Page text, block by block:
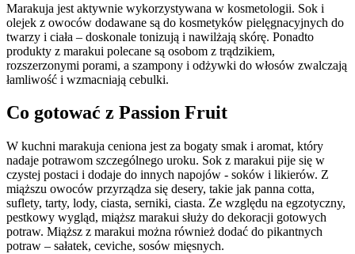
Marakuja jest aktywnie wykorzystywana w kosmetologii. Sok i
olejek z owoców dodawane są do kosmetyków pielęgnacyjnych do
twarzy i ciała – doskonale tonizują i nawilżają skórę. Ponadto
produkty z marakui polecane są osobom z trądzikiem,
rozszerzonymi porami, a szampony i odżywki do włosów zwalczają
łamliwość i wzmacniają cebulki.
Co gotować z Passion Fruit
W kuchni marakuja ceniona jest za bogaty smak i aromat, który
nadaje potrawom szczególnego uroku. Sok z marakui pije się w
czystej postaci i dodaje do innych napojów - soków i likierów. Z
miąższu owoców przyrządza się desery, takie jak panna cotta,
suflety, tarty, lody, ciasta, serniki, ciasta. Ze względu na egzotyczny,
pestkowy wygląd, miąższ marakui służy do dekoracji gotowych
potraw. Miąższ z marakui można również dodać do pikantnych
potraw – sałatek, ceviche, sosów mięsnych.